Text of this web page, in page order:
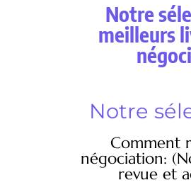
Notre
meilleurs
Notre
Comment
négociation:
revue et